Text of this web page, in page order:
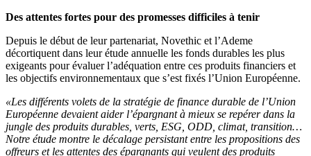
Des attentes fortes pour des promesses difficiles à tenir
Depuis le début de leur partenariat, Novethic et l’Ademe
décortiquent dans leur étude annuelle les fonds durables les plus
exigeants pour évaluer l’adéquation entre ces produits financiers et
les objectifs environnementaux que s’est fixés l’Union Européenne.
«Les différents volets de la stratégie de finance durable de l’Union
Européenne devaient aider l’épargnant à mieux se repérer dans la
jungle des produits durables, verts, ESG, ODD, climat, transition…
Notre étude montre le décalage persistant entre les propositions des
offreurs et les attentes des épargnants qui veulent des produits